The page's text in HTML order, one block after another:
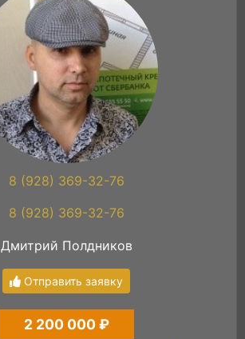
8 (928) 369-32-76
8 (928) 369-32-76
Дмитрий Полдников
Отправить заявку
2 200 000 ₽